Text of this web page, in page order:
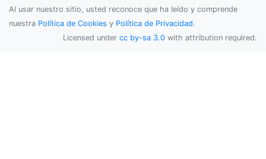
Al usar nuestro sitio, usted reconoce que ha leído y comprende
nuestra Política de Cookies y Política de Privacidad.
Licensed under cc by-sa 3.0 with attribution required.